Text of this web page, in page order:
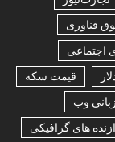
فناوری
اجتماعی
قیمت سکه
وب
های گرافیکی